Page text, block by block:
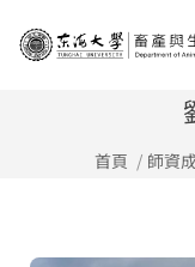
首頁 師資